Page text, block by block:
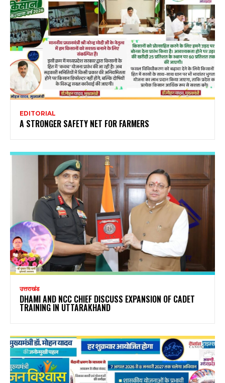
EDITORIAL
A STRONGER SAFETY NET FOR FARMERS
उत्तराखंड
DHAMI AND NCC CHIEF DISCUSS EXPANSION OF CADET
TRAINING IN UTTARAKHAND